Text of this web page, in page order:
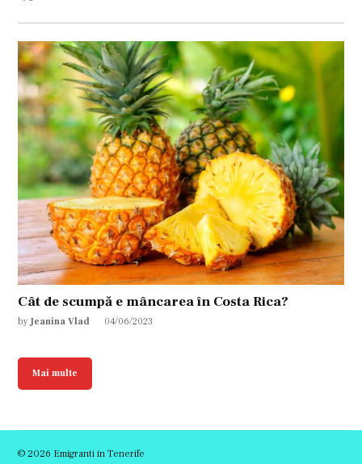
Cât de scumpă e mâncarea în Costa Rica?
by Jeanina Vlad 04/06/2023
Mai multe
© 2026 Emigranti in Tenerife